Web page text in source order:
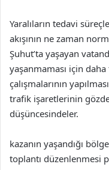
Yaralıların tedavi
akışının ne zaman
Şuhut’ta yaşayan
yaşanmaması için
çalışmalarının
trafik işaretlerinin
düşüncesindeler.
kazanın yaşandığı
toplantı düzenlenmesi